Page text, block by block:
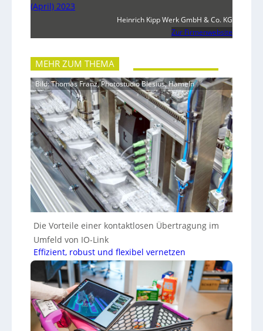
(April) 2023
Heinrich Kipp Werk GmbH & Co. KG
Zur Firmenwebsite
MEHR ZUM THEMA
Bild: Thomas Franz, Photostudio Blesius, Hameln
Die Vorteile einer kontaktlosen Übertragung im
Umfeld von IO-Link
Effizient, robust und flexibel vernetzen